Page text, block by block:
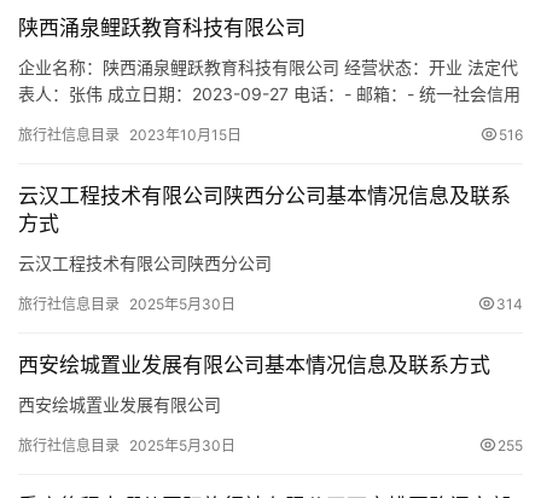
陕西涌泉鲤跃教育科技有限公司
企业名称：陕西涌泉鲤跃教育科技有限公司 经营状态：开业 法定代
表人：张伟 成立日期：2023-09-27 电话：- 邮箱：- 统一社会信用
开发区凤城九路海博广场D座2401 网址：- 经营范围：一般项目：
广；教育咨询服务（不含涉许…
旅行社信息目录 2023年10月15日 516
云汉工程技术有限公司陕西分公司基本情况信息及联系
方式
云汉工程技术有限公司陕西分公司
旅行社信息目录 2025年5月30日 314
西安绘城置业发展有限公司基本情况信息及联系方式
西安绘城置业发展有限公司
旅行社信息目录 2025年5月30日 255